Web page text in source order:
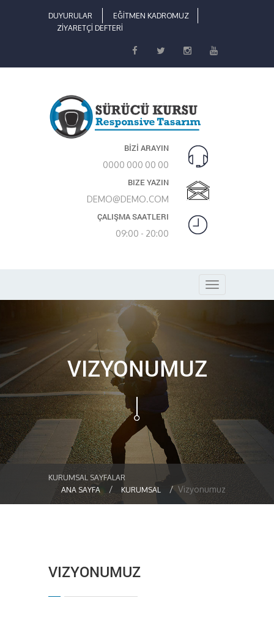
DUYURULAR
EĞİTMEN KADROMUZ
ZİYARETÇİ DEFTERİ
BİZİ ARAYIN
0000 000 00 00
BIZE YAZIN
DEMO@DEMO.COM
ÇALIŞMA SAATLERI
09:00 - 20:00
Toggle
navigation
VIZYONUMUZ
KURUMSAL SAYFALAR
ANA SAYFA
KURUMSAL Vizyonumuz
VIZYONUMUZ